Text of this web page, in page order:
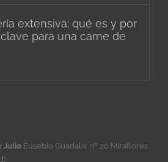
extensiva: qué es y por
para una carne de
Julio Eusebio Guadalix nº 20 Miraflores